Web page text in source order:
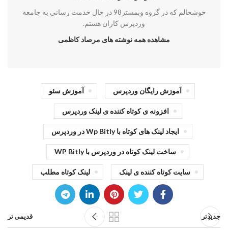
خوشحالم که در گروه وبمستر98 در حال خدمت رسانی به جامعه
وردپرس کاران هستم.
مشاهده همه نوشته های مرصاد کاظمی
آموزش رایگان وردپرس آموزش سئو
افزونه ی کوتاه کننده ی لینک وردپرس
ایجاد لینک های کوتاه با Wp Bitly در وردپرس
ساخت لینک کوتاه در وردپرس با WP Bitly
سایت کوتاه کننده ی لینک لینک کوتاه مطلب
جدیدتر قدیمی تر